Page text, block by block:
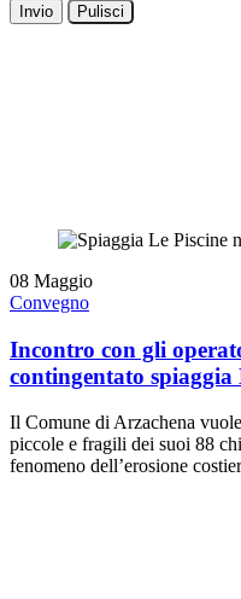
Invio Pulisci
08 Maggio
Convegno
Incontro con gli
contingentato spiaggia
Il Comune di Arzachena
piccole e fragili dei suoi 88
fenomeno dell’erosione